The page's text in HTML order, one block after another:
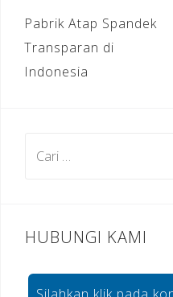
b
o
o
a
m
e
Navigasi
pos
Pabrik Atap Spandek
Transparan di
Indonesia
HUBUNGI KAMI